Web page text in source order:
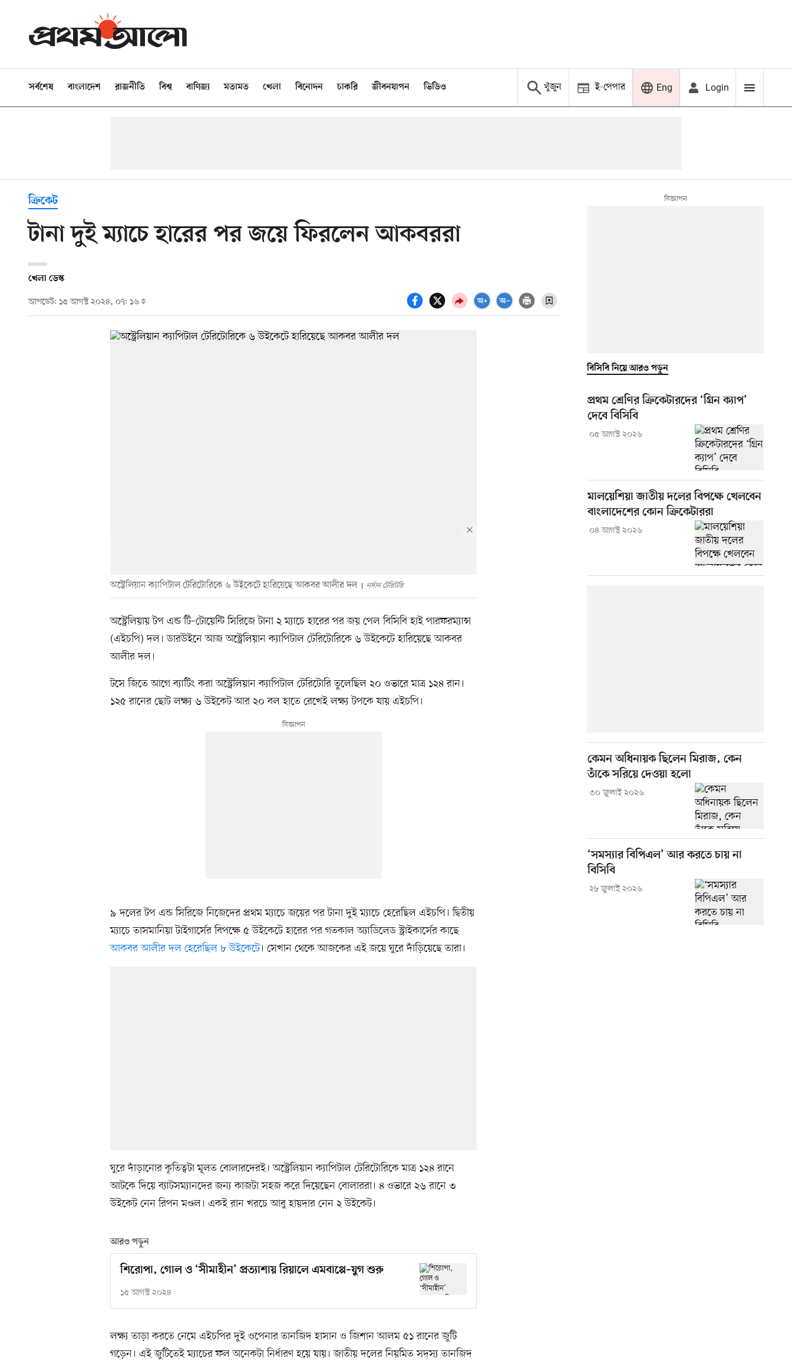
সর্বশেষ বাংলাদেশ রাজনীতি বিশ্ব বাণিজ্য মতামত খেলা বিনোদন চাকরি জীবনযাপন ভিডিও খুঁজুন ই-পেপার Eng Login
ক্রিকেট
টানা দুই ম্যাচে হারের পর জয়ে ফিরলেন আকবররা
খেলা ডেস্ক
আপডেট: ১৫ আগস্ট ২০২৪, ০৭: ১৬
অস্ট্রেলিয়ান ক্যাপিটাল টেরিটোরিকে ৬ উইকেটে হারিয়েছে আকবর আলীর দল নর্দান টেরিটরি
অস্ট্রেলিয়ায় টপ এন্ড টি–টোয়েন্টি সিরিজে টানা ২ ম্যাচে হারের পর জয় পেল বিসিবি হাই পারফরম্যান্স
(এইচপি) দল। ডারউইনে আজ অস্ট্রেলিয়ান ক্যাপিটাল টেরিটোরিকে ৬ উইকেটে হারিয়েছে আকবর
আলীর দল।
টসে জিতে আগে ব্যাটিং করা অস্ট্রেলিয়ান ক্যাপিটাল টেরিটোরি তুলেছিল ২০ ওভারে মাত্র ১২৪ রান।
১২৫ রানের ছোট লক্ষ্য ৬ উইকেট আর ২০ বল হাতে রেখেই লক্ষ্য টপকে যায় এইচপি।
৯ দলের টপ এন্ড সিরিজে নিজেদের প্রথম ম্যাচে জয়ের পর টানা দুই ম্যাচে হেরেছিল এইচপি। দ্বিতীয়
ম্যাচে তাসমানিয়া টাইগার্সের বিপক্ষে ৫ উইকেটে হারের পর গতকাল অ্যাডিলেড স্ট্রাইকার্সের কাছে
আকবর আলীর দল হেরেছিল ৮ উইকেটে। সেখান থেকে আজকের এই জয়ে ঘুরে দাঁড়িয়েছে তারা।
ঘুরে দাঁড়ানোর কৃতিত্বটা মূলত বোলারদেরই। অস্ট্রেলিয়ান ক্যাপিটাল টেরিটোরিকে মাত্র ১২৪ রানে
আটকে দিয়ে ব্যাটসম্যানদের জন্য কাজটা সহজ করে দিয়েছেন বোলাররা। ৪ ওভারে ২৬ রানে ৩
উইকেট নেন রিপন মণ্ডল। একই রান খরচে আবু হায়দার নেন ২ উইকেট।
আরও পড়ুন
শিরোপা, গোল ও ‘সীমাহীন’ প্রত্যাশায় রিয়ালে এমবাপ্পে–যুগ শুরু
১৫ আগস্ট ২০২৪
লক্ষ্য তাড়া করতে নেমে এইচপির দুই ওপেনার তানজিদ হাসান ও জিশান আলম ৫১ রানের জুটি
গড়েন। এই জুটিতেই ম্যাচের ফল অনেকটা নির্ধারণ হয়ে যায়। জাতীয় দলের নিয়মিত সদস্য তানজিদ
বিসিবি নিয়ে আরও পড়ুন
প্রথম শ্রেণির ক্রিকেটারদের ‘গ্রিন ক্যাপ’
দেবে বিসিবি
০৫ আগস্ট ২০২৬
মালয়েশিয়া জাতীয় দলের বিপক্ষে খেলবেন
বাংলাদেশের কোন ক্রিকেটাররা
০৪ আগস্ট ২০২৬
কেমন অধিনায়ক ছিলেন মিরাজ, কেন
তাঁকে সরিয়ে দেওয়া হলো
৩০ জুলাই ২০২৬
‘সমস্যার বিপিএল’ আর করতে চায় না
বিসিবি
২৮ জুলাই ২০২৬